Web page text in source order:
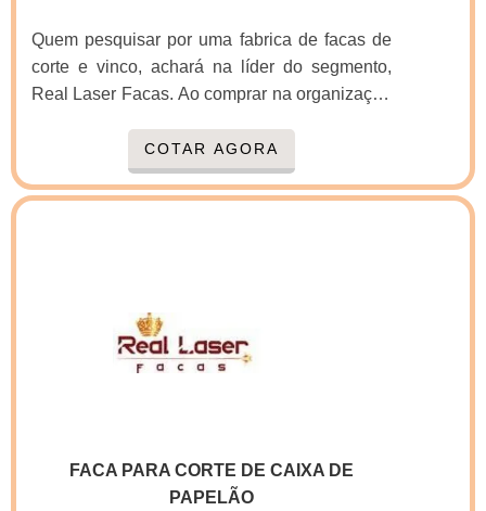
Quem pesquisar por uma fabrica de facas de
corte e vinco, achará na líder do segmento,
Real Laser Facas. Ao comprar na organização
receberá um atendimento de excelência e terá
a garantia de adquirir produtos que
solucionem qualquer demanda.Quando a
amplo estoque de produtos.MAIS
INFORMAÇÕES SOBRE FABRICA DE
FACAS DE CORTE E VINCOA Real Laser
atividades e estrutura suficiente para atender
todas as demandas, tudo para oferecer fabrica
COTAR AGORA
FACA PARA CORTE DE CAIXA DE
PAPELÃO